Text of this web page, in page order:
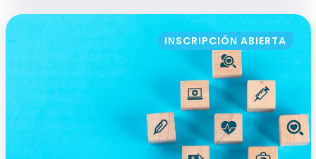
INSCRIPCIÓN ABIERTA